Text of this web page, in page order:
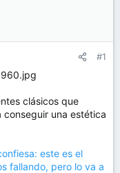
#1
clásicos que
una estética
este es el
fallando, pero lo va a